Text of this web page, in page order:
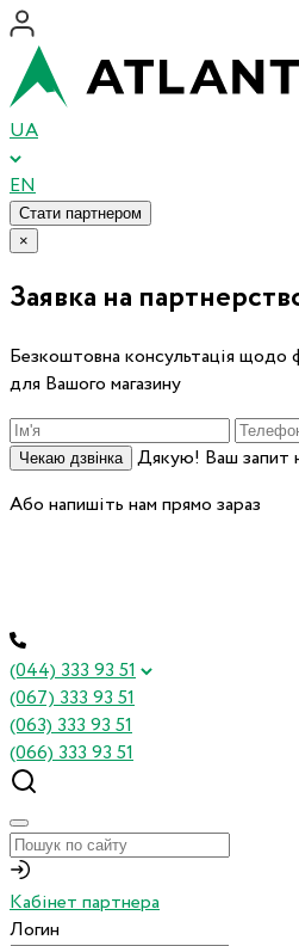
UA
EN
Стати партнером
×
Заявка на
Безкоштовна консультація щодо
для Вашого магазину
Чекаю дзвінка
Дякую! Ваш запит
Або напишіть нам прямо зараз
(044) 333 93 51
(067) 333 93 51
(063) 333 93 51
(066) 333 93 51
Кабінет партнера
Логин